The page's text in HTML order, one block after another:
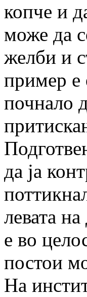
копче и
може да
желби и
пример е
почнало
да ја
левата
е во
постои
На